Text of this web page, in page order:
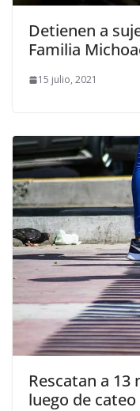
Detienen a
Familia
15 julio, 2021
Rescatan a
luego de